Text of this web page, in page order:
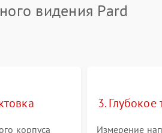
видения Pard
корпуса
3.
Измерение